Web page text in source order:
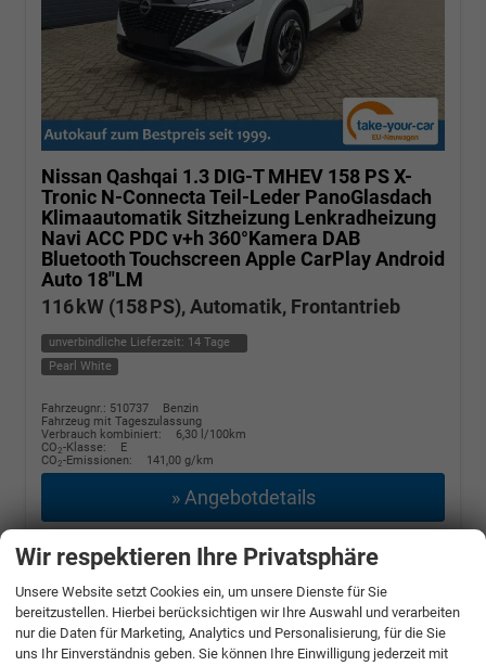
Nissan Qashqai 1.3 DIG-T MHEV 158 PS X-
Tronic N-Connecta Teil-Leder PanoGlasdach
Klimaautomatik Sitzheizung Lenkradheizung
Navi ACC PDC v+h 360°Kamera DAB
Bluetooth Touchscreen Apple CarPlay Android
Auto 18"LM
116 kW (158 PS), Automatik, Frontantrieb
unverbindliche Lieferzeit: 14 Tage
Pearl White
Fahrzeugnr.: 510737
Benzin
Fahrzeug mit Tageszulassung
Verbrauch kombiniert:
6,30 l/100km
CO2-Klasse:
E
CO2-Emissionen: 141,00 g/km
» Angebotdetails
27.390,– €
incl. 19% MwSt.
Wir respektieren Ihre Privatsphäre
Unsere Website setzt Cookies ein, um unsere Dienste für Sie
bereitzustellen. Hierbei berücksichtigen wir Ihre Auswahl und verarbeiten
nur die Daten für Marketing, Analytics und Personalisierung, für die Sie
uns Ihr Einverständnis geben. Sie können Ihre Einwilligung jederzeit mit